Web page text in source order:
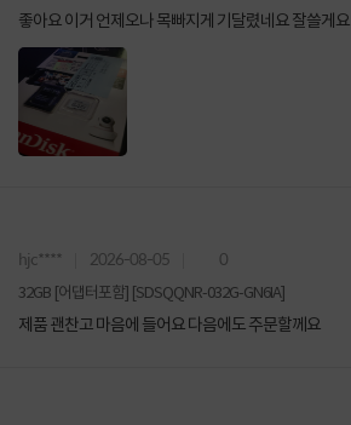
좋아요 이거 언제오나 목빠지게 기달렸네요 잘쓸게요
hjc**** 2026-08-05 0
32GB [어댑터포함] [SDSQQNR-032G-GN6IA]
제품 괜찬고 마음에 들어요 다음에도 주문할께요